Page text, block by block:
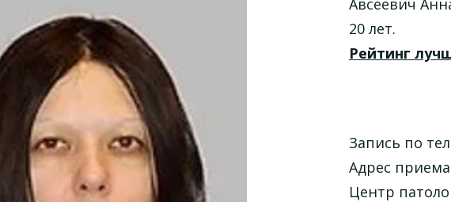
Авсеевич
20 лет.
Рейтинг
Запись по
Адрес
Центр